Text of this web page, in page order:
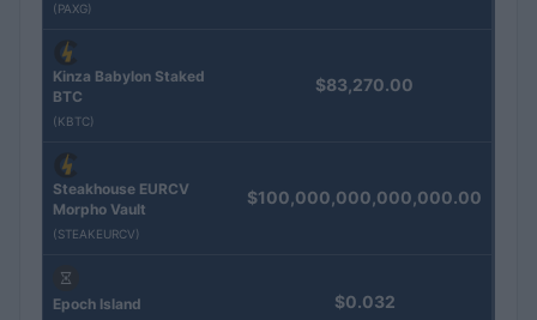
(PAXG)
Kinza Babylon Staked
BTC
(KBTC)
$83,270.00
Steakhouse EURCV
Morpho Vault
(STEAKEURCV)
$100,000,000,000,000.00
Epoch Island $0.032